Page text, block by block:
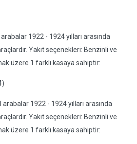
1922 - 1924 yılları arasında
Yakıt seçenekleri: Benzinli ve
üzere 1 farklı kasaya sahiptir:
1922 - 1924 yılları arasında
Yakıt seçenekleri: Benzinli ve
üzere 1 farklı kasaya sahiptir: